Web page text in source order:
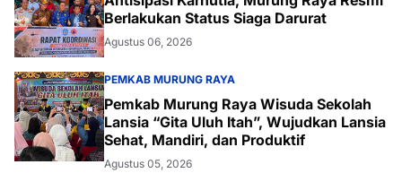
Berlakukan Status Siaga Darurat
Agustus 06, 2026
PEMKAB MURUNG RAYA
Pemkab Murung Raya Wisuda Sekolah
Lansia “Gita Uluh Itah”, Wujudkan Lansia
Sehat, Mandiri, dan Produktif
Agustus 05, 2026